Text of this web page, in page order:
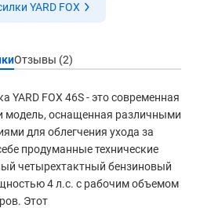
YARD FOX
Отзывы (2)
YARD FOX 46S - это современная
модель, оснащенная различными
для облегчения ухода за
продуманные технические
четырехтактный бензиновый
4 л.с. с рабочим объемом
Этот